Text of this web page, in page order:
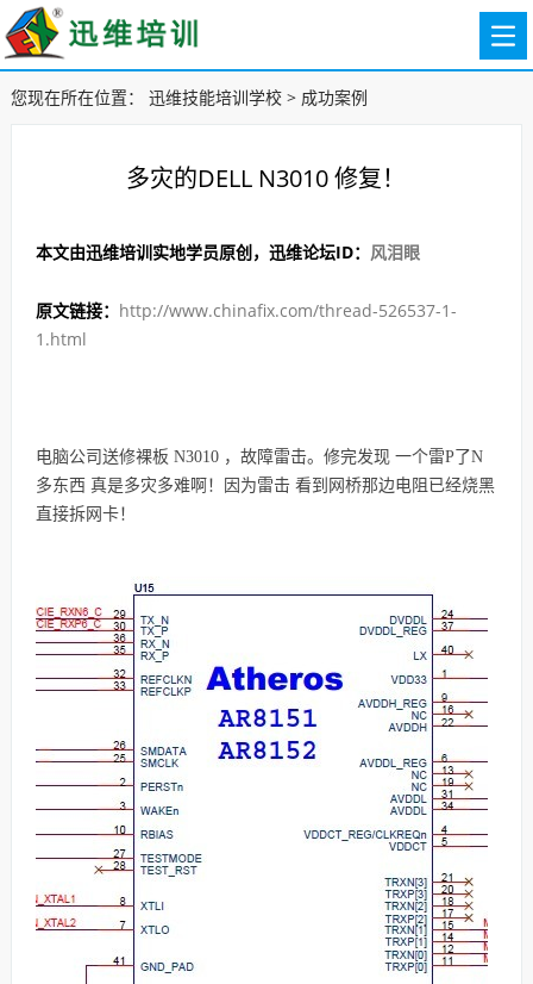
您现在所在位置： 迅维技能培训学校> 成功案例
多灾的DELL N3010 修复！
本文由迅维培训实地学员原创，迅维论坛ID： 风泪眼
原文链接： http://www.chinafix.com/thread-526537-1-
1.html
电脑公司送修裸板 N3010 ，故障雷击。 修完发现 一个雷P了N
多东西 真是多灾多难啊！
因为雷击 看到网桥那边电阻已经烧黑
直接拆网卡！